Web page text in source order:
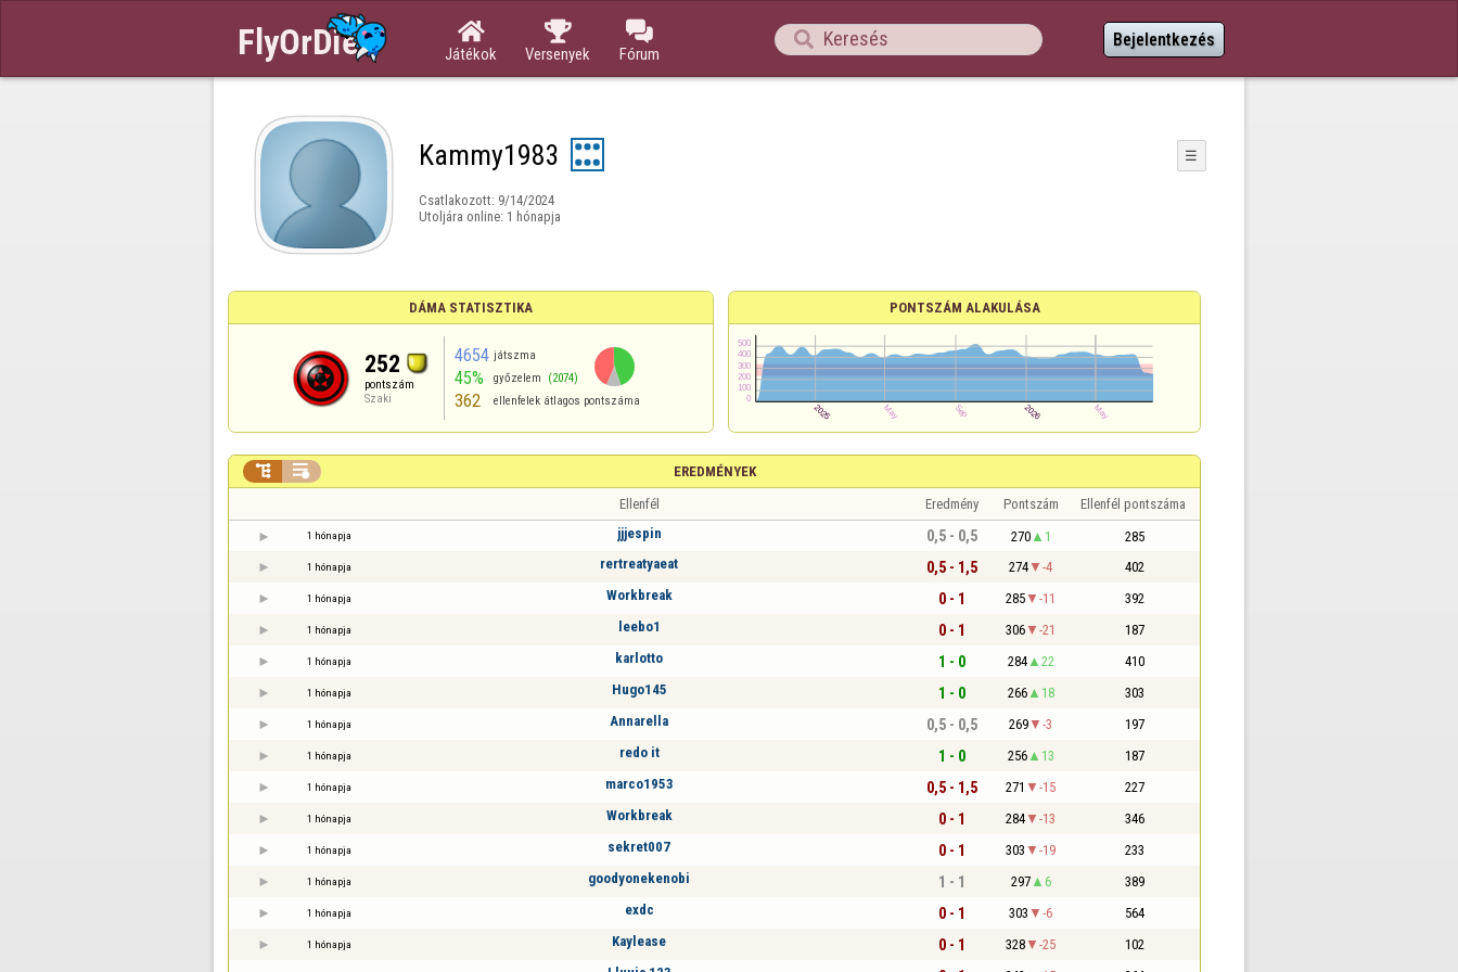

Játékok

Versenyek

Fórum
 Bejelentkezés
Kammy1983 ☰
Csatlakozott: 9/14/2024
Utoljára online: 1 hónapja
DÁMA STATISZTIKA
252
pontszám
Szaki
4654 játszma
45% győzelem (2074)
362 ellenfelek átlagos pontszáma
PONTSZÁM ALAKULÁSA
EREDMÉNYEK
 
Ellenfél Eredmény Pontszám Ellenfél pontszáma
1 hónapja jjjespin 0,5 - 0,5 270 1 285
1 hónapja rertreatyaeat 0,5 - 1,5 274 -4 402
1 hónapja Workbreak 0 - 1 285 -11 392
1 hónapja leebo1 0 - 1 306 -21 187
1 hónapja karlotto 1 - 0 284 22 410
1 hónapja Hugo145 1 - 0 266 18 303
1 hónapja Annarella 0,5 - 0,5 269 -3 197
1 hónapja redo it 1 - 0 256 13 187
1 hónapja marco1953 0,5 - 1,5 271 -15 227
1 hónapja Workbreak 0 - 1 284 -13 346
1 hónapja sekret007 0 - 1 303 -19 233
1 hónapja goodyonekenobi 1 - 1 297 6 389
1 hónapja exdc 0 - 1 303 -6 564
1 hónapja Kaylease 0 - 1 328 -25 102